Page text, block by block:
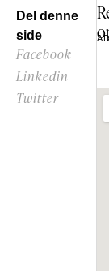
Del denne
side
Facebook
Linkedin
Twitter